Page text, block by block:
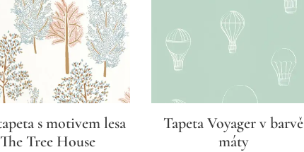
s motivem lesa
The Tree House
Tapeta Voyager v barvě
máty